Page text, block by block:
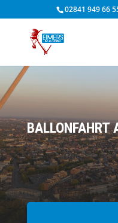
02841 949 66
BALLONFAHRT